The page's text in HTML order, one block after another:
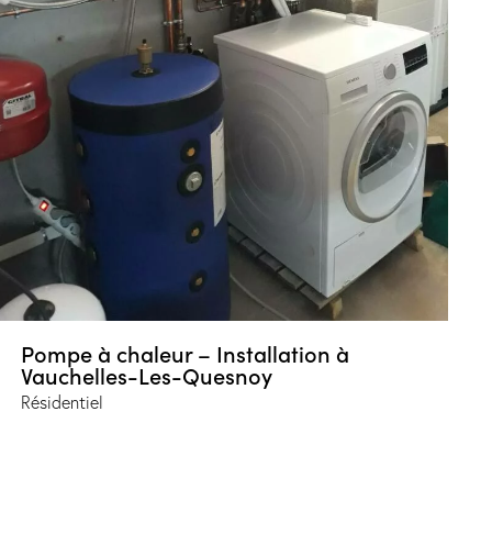
Pompe à chaleur – Installation à
Vauchelles-Les-Quesnoy
Résidentiel